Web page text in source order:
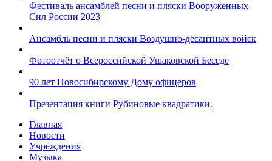
Фестиваль ансамблей песни и пляски Вооруженных
Сил России 2023
Ансамбль песни и пляски Воздушно-десантных войск
Фотоотчёт о Всероссийской Ушаковской Беседе
90 лет Новосибирскому Дому офицеров
Презентация книги Рубиновые квадратики.
Главная
Новости
Учреждения
Музыка